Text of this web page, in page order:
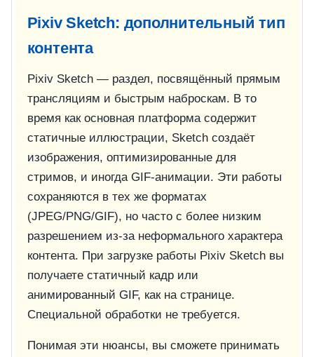
Pixiv Sketch: дополнительный тип
контента
Pixiv Sketch — раздел, посвящённый прямым
трансляциям и быстрым наброскам. В то
время как основная платформа содержит
статичные иллюстрации, Sketch создаёт
изображения, оптимизированные для
стримов, и иногда GIF-анимации. Эти работы
сохраняются в тех же форматах
(JPEG/PNG/GIF), но часто с более низким
разрешением из-за неформального характера
контента. При загрузке работы Pixiv Sketch вы
получаете статичный кадр или
анимированный GIF, как на странице.
Специальной обработки не требуется.
Понимая эти нюансы, вы сможете принимать